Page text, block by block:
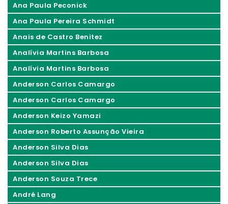
Ana Paula Peconick
Ana Paula Pereira Schmidt
Anais de Castro Benitez
Analívia Martins Barbosa
Analívia Martins Barbosa
Anderson Carlos Camargo
Anderson Carlos Camargo
Anderson Keizo Yamazi
Anderson Roberto Assunção Vieira
Anderson Silva Dias
Anderson Silva Dias
Anderson Souza Trece
André Lang